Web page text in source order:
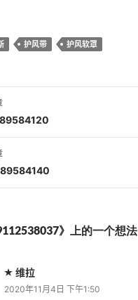
护风带 护风软罩
》上的一个想法
维拉
2020年11月4日 下午1:50